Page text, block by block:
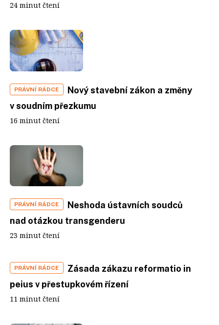
24 minut čtení
PRÁVNÍ RÁDCE
Nový stavební zákon a změny
v soudním přezkumu
16 minut čtení
PRÁVNÍ RÁDCE
Neshoda ústavních soudců
nad otázkou transgenderu
23 minut čtení
PRÁVNÍ RÁDCE
Zásada zákazu reformatio in
peius v přestupkovém řízení
11 minut čtení